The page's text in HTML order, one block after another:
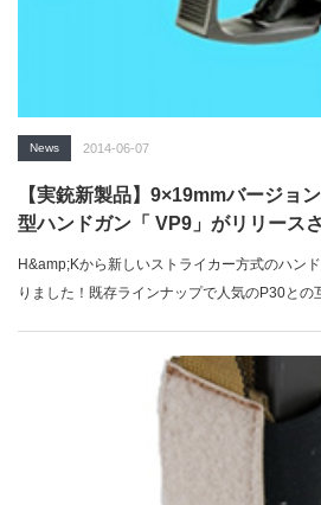
News 2014-06-07
【実銃新製品】9×19mmバージョ
型ハンドガン「 VP9」がリリース
H&amp;Kから新しいストライカー方式のハン
りました！既存ラインナップで人気のP30との